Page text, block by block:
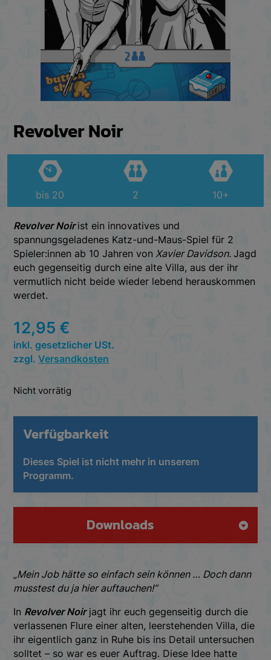
Revolver Noir
bis 20 2 10+
Revolver Noirist ein innovatives und
spannungsgeladenes Katz-und-Maus-Spiel für 2
Spieler:innen ab 10 Jahren von Xavier Davidson.Jagd
euch gegenseitig durch eine alte Villa, aus der ihr
vermutlich nicht beide wieder lebend herauskommen
werdet.
12,95 €
inkl. gesetzlicher USt.
zzgl.Versandkosten
Nicht vorrätig
Verfügbarkeit
Dieses Spiel ist nicht mehr in unserem
Programm.
Downloads
„Mein Job hätte so einfach sein können … Doch dann
musstest du ja hier auftauchen!“
In Revolver Noirjagt ihr euch gegenseitig durch die
verlassenen Flure einer alten, leerstehenden Villa, die
ihr eigentlich ganz in Ruhe bis ins Detail untersuchen
solltet – so war es euer Auftrag. Diese Idee hatte